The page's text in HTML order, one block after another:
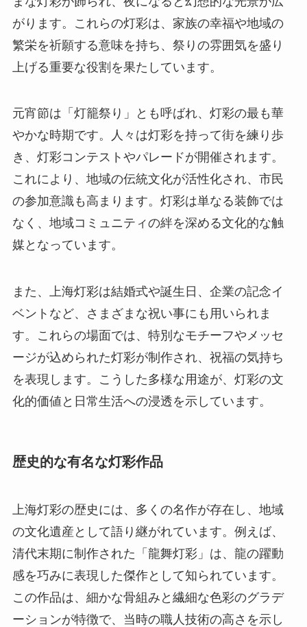
がります。これらの灯彩は、家族の幸福や地域の
繁栄を祈願する意味を持ち、祭りの雰囲気を盛り
上げる重要な役割を果たしています。
元宵節は「灯籠祭り」とも呼ばれ、灯彩の最も華
やかな時期です。人々は灯彩を持って街を練り歩
き、灯彩コンテストやパレードが開催されます。
これにより、地域の伝統文化が活性化され、市民
の参加意識も高まります。灯彩は単なる装飾では
なく、地域コミュニティの絆を深める文化的な触
媒となっています。
また、上海灯彩は結婚式や誕生日、企業の記念イ
ベントなど、さまざまな祝い事にも用いられま
す。これらの場面では、特別なモチーフやメッセ
ージが込められた灯彩が制作され、祝福の気持ち
を表現します。こうした多様な用途が、灯彩の文
化的価値と日常生活への浸透を示しています。
歴史的な有名な灯彩作品
上海灯彩の歴史には、多くの名作が存在し、地域
の文化遺産として語り継がれています。例えば、
清代末期に制作された「龍舞灯彩」は、龍の躍動
感を巧みに表現した傑作として知られています。
この作品は、細かな骨組みと繊細な色彩のグラデ
ーションが特徴で、当時の職人技術の高さを示し